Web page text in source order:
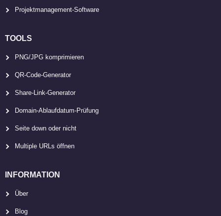
Projektmanagement-Software
TOOLS
PNG/JPG komprimieren
QR-Code-Generator
Share-Link-Generator
Domain-Ablaufdatum-Prüfung
Seite down oder nicht
Multiple URLs öffnen
INFORMATION
Über
Blog